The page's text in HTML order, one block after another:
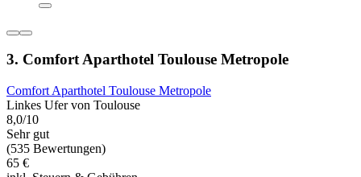
3. Comfort Aparthotel Toulouse Metropole
Comfort Aparthotel Toulouse Metropole
Linkes Ufer von Toulouse
8,0/10
Sehr gut
(535 Bewertungen)
65 €